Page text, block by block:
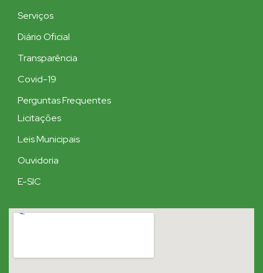
Serviços
Diário Oficial
Transparência
Covid-19
Perguntas Frequentes
Licitações
Leis Municipais
Ouvidoria
E-SIC